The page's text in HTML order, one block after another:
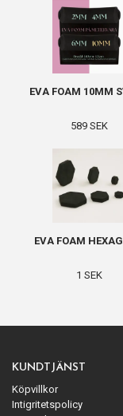
EVA FOAM 10MM
589 SEK
EVA FOAM
1 SEK
KUNDTJÄNST
Köpvillkor
Intigritetspolicy